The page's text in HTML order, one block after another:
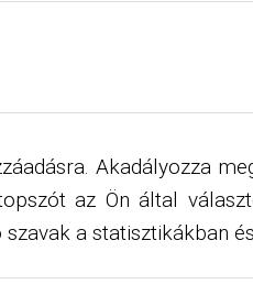
Akadályozza
az Ön által
a statisztikákban